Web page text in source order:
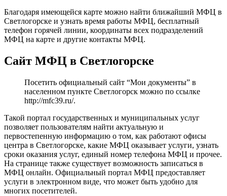
Благодаря имеющейся карте можно найти ближайший МФЦ в
Светлогорске и узнать время работы МФЦ, бесплатный
телефон горячей линии, координаты всех подразделений
МФЦ на карте и другие контакты МФЦ.
Сайт МФЦ в Светлогорске
Посетить официальный сайт “Мои документы” в
населенном пункте Светлогорск можно по ссылке
http://mfc39.ru/.
Такой портал государственных и муниципальных услуг
позволяет пользователям найти актуальную и
первостепенную информацию о том, как работают офисы
центра в Светлогорске, какие МФЦ оказывает услуги, узнать
сроки оказания услуг, единый номер телефона МФЦ и прочее.
На странице также существует возможность записаться в
МФЦ онлайн. Официальный портал МФЦ предоставляет
услуги в электронном виде, что может быть удобно для
многих посетителей.